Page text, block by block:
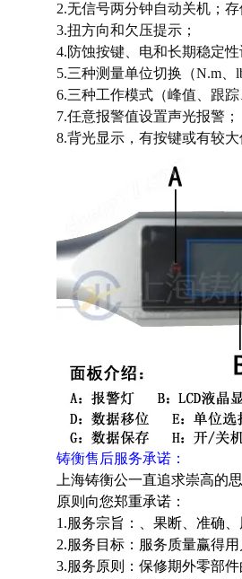
2.无信号两分钟自动关机；
3.扭方向和欠压提示；
4.防蚀按键、电和长期稳定
5.三种测量单位切换（N.m、
6.三种工作模式（峰值、跟
7.任意报警值设置声光报警；
8.背光显示，有按键或有较
铸衡售后服务承诺：
上海铸衡公一直追求崇高的
原则向您郑重承诺：
1.服务宗旨：、果断、准确
2.服务目标：服务质量赢得
3.服务原则：保修期外零部